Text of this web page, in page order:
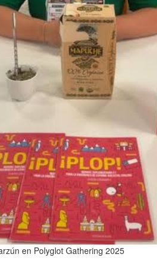
en Polyglot Gathering 2025